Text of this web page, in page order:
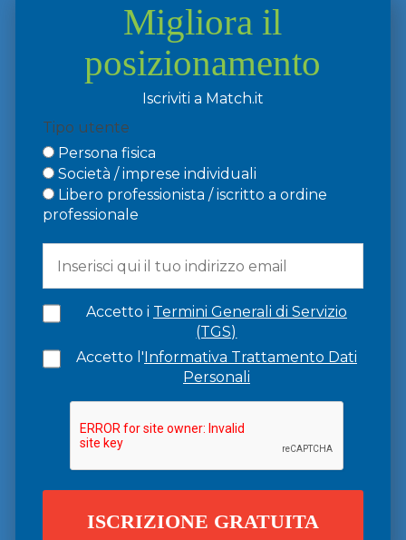
Migliora il
posizionamento
Iscriviti a Match.it
Tipo utente
Persona fisica
Società / imprese individuali
Libero professionista / iscritto a ordine
professionale
Accetto i Termini Generali di Servizio
(TGS)
Accetto l'Informativa Trattamento Dati
Personali